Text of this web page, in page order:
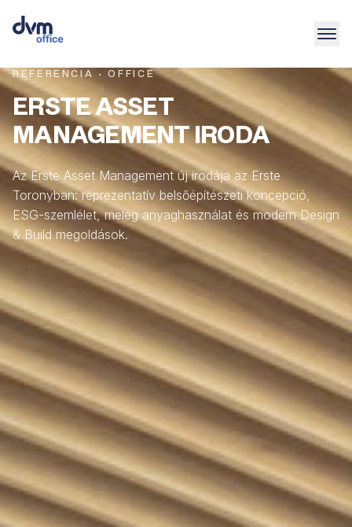
REFERENCIA · OFFICE
ERSTE ASSET
MANAGEMENT IRODA
Az Erste Asset Management új irodája az Erste
Toronyban: reprezentatív belsőépítészeti koncepció,
ESG-szemlélet, meleg anyaghasználat és modern Design
& Build megoldások.